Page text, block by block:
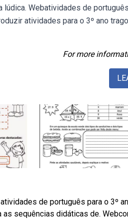
lúdica. Webatividades de
atividades para o 3º ano
For more
de português para o 3º
as sequências didáticas de.